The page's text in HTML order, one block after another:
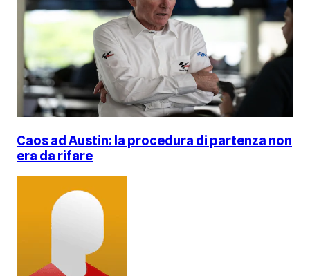
Caos ad Austin: la procedura di partenza non
era da rifare